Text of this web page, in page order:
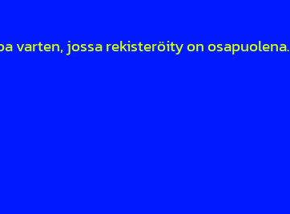
varten, jossa rekisteröity on osapuolena.